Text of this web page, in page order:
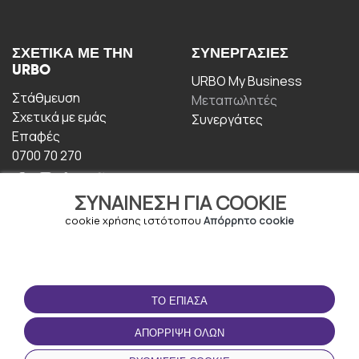
ΣΥΝΑΊΝΕΣΗ ΓΙΑ COOKIE
cookie χρήσης ιστότοπου Απόρρητο cookie
ΤΟ ΈΠΙΑΣΑ
ΑΠΌΡΡΙΨΗ ΌΛΩΝ
ΣΧΕΤΙΚΆ ΜΕ ΤΗΝ
URBO
Στάθμευση
Σχετικά με εμάς
Επαφές
0700 70 270
ΣΥΝΕΡΓΑΣΊΕΣ
URBO My Business
Μεταπωλητές
Συνεργάτες
ΟΡΟΙ ΧΡΉΣΗΣ
Οροι και Προϋποθέσεις
Πολιτική απορρήτου
ΚΑΤΕΒΆΣΤΕ ΤΗΝ
ΕΦΑΡΜΟΓΉ